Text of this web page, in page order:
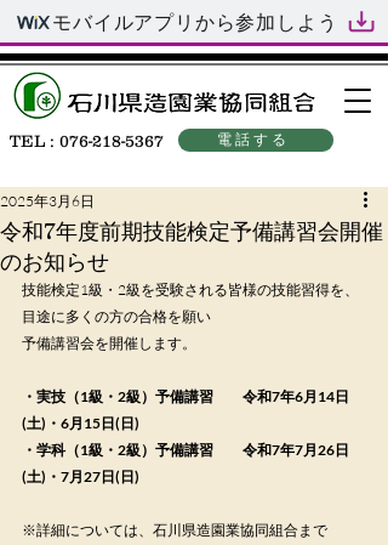
モバイルアプリから参加しよう
電話する
TEL : 076-218-5367
令和7年度前期技能検定予備講習会開催
のお知らせ
2025年3月6日
技能検定1級・2級を受験される皆様の技能習得を、
目途に多くの方の合格を願い
予備講習会を開催します。
・実技（1級・2級）予備講習　　令和7年6月14日
(土)・6月15日(日)
・学科（1級・2級）予備講習　　令和7年7月26日
(土)・7月27日(日)
※詳細については、石川県造園業協同組合まで